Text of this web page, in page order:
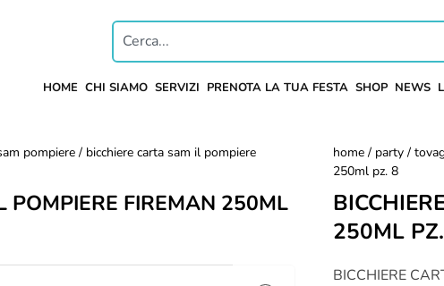
HOME CHI SIAMO SERVIZI PRENOTA LA TUA FESTA SHOP NEWS
pompiere / bicchiere carta sam il pompiere
POMPIERE FIREMAN 250ML
home / party /
250ml pz. 8
250ML
BICCHIERE